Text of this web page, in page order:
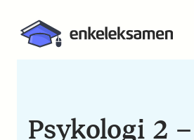
Psykologi 2 –